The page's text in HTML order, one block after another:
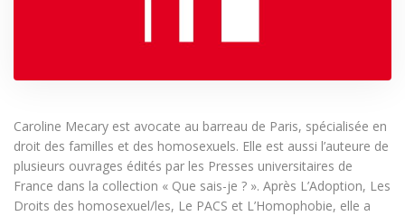
Caroline Mecary est avocate au barreau de Paris, spécialisée en
droit des familles et des homosexuels. Elle est aussi l’auteure de
plusieurs ouvrages édités par les Presses universitaires de
France dans la collection « Que sais-je ? ». Après L’Adoption, Les
Droits des homosexuel/les, Le PACS et L’Homophobie, elle a